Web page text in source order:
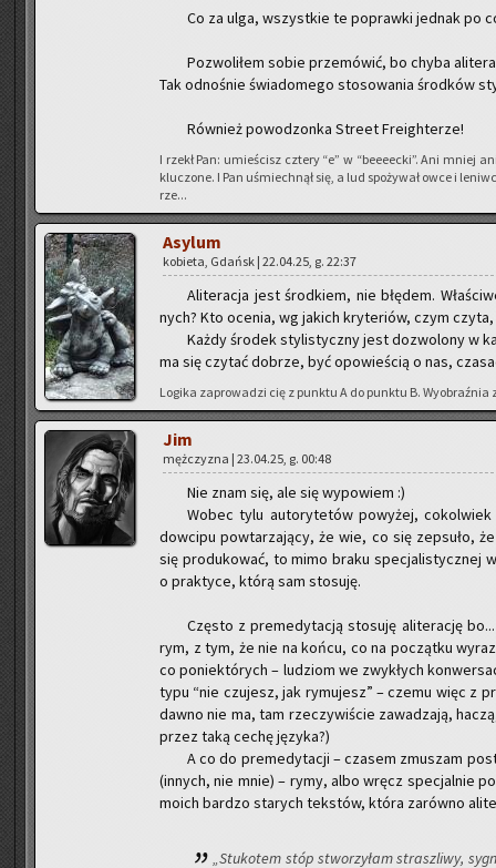
Co za ulga, wszyst­kie te po­praw­ki jed­nak po
Po­zwo­li­łem sobie prze­mó­wić, bo chyba
Tak od­no­śnie świa­do­me­go sto­so­wa­nia środ­ków
Rów­nież po­wo­dzon­ka Stre­et Fre­igh­te­rze!
I rzekł Pan: umie­ścisz czte­ry “e” w “be­eeec­ki”. Ani mniej
klu­czo­ne. I Pan uśmiech­nął się, a lud spo­ży­wał owce i
rze...
Asy­lum
ko­bie­ta, Gdańsk | 22.04.25, g. 22:37
Ali­te­ra­cja jest środ­kiem, nie błę­dem.
nych? Kto oce­nia, wg ja­kich kry­te­riów, czym
Każdy śro­dek sty­li­stycz­ny jest do­zwo­lo­ny w
ma się czy­tać do­brze, być opo­wie­ścią o nas,
Lo­gi­ka za­pro­wa­dzi cię z punk­tu A do punk­tu B. Wy­obraź­nia
Jim
męż­czy­zna | 23.04.25, g. 00:48
Nie znam się, ale się wy­po­wiem :)
Wobec tylu au­to­ry­te­tów po­wy­żej,
dow­ci­pu po­wta­rza­ją­cy, że wie, co się ze­psu­ło,
się pro­du­ko­wać, to mimo braku spe­cja­li­stycz­nej
o prak­ty­ce, którą sam sto­su­ję.
Czę­sto z pre­me­dy­ta­cją sto­su­ję ali­te­ra­cję
rym, z tym, że nie na końcu, co na po­cząt­ku
co po­nie­któ­rych – lu­dziom we zwy­kłych
typu “nie czu­jesz, jak ry­mu­jesz” – czemu więc z
dawno nie ma, tam rze­czy­wi­ście za­wa­dza­ją,
przez taką cechę ję­zy­ka?)
A co do pre­me­dy­ta­cji – cza­sem zmu­szam
(in­nych, nie mnie) – rymy, albo wręcz spe­cjal­nie
moich bar­dzo sta­rych tek­stów, która za­rów­no
„Stu­ko­tem stóp stwo­rzy­łam strasz­li­wy,